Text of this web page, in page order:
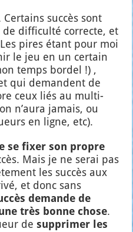
Cer­tains suc­cès sont
de dif­fi­cul­té cor­recte, et
pires étant pour moi
le jeu en un cer­tain
temps bor­del !) ,
qui demandent de
ceux liés au mul­ti­
n’au­ra jamais, ou
en ligne, etc).
se fixer son propre
Mais je ne serai pas
les suc­cès aux
et donc sans
demande de
très bonne chose.
desup­pri­mer les